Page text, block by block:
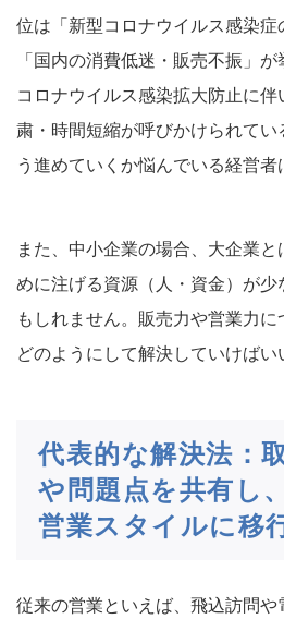
位は「新型コロナウイルス感染
「国内の消費低迷・販売不振」
コロナウイルス感染拡大防止に
粛・時間短縮が呼びかけられて
う進めていくか悩んでいる経営者
また、中小企業の場合、大企業
めに注げる資源（人・資金）が
もしれません。販売力や営業力に
どのようにして解決していけばい
代表的な解決法：
や問題点を共有し
営業スタイルに移
従来の営業といえば、飛込訪問